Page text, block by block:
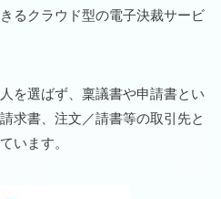
るクラウド型の電子決裁サービ
を選ばず、稟議書や申請書とい
求書、注文／請書等の取引先と
います。